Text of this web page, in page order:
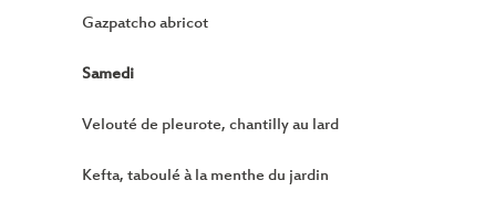
Gazpatcho abricot
Samedi
Velouté de pleurote, chantilly au lard
Kefta, taboulé à la menthe du jardin